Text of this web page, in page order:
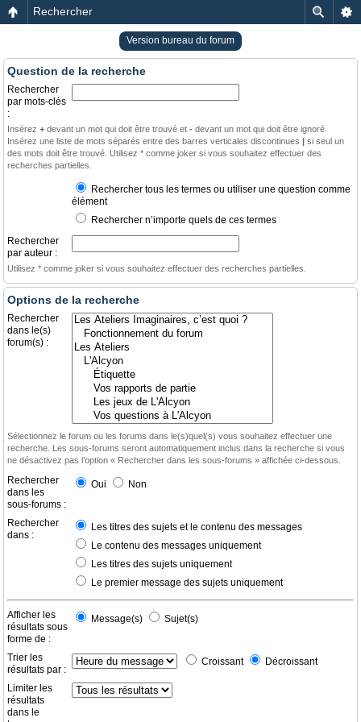
Rechercher
Version bureau du forum
Question de la recherche
Rechercher
par mots-clés
:
Insérez + devant un mot qui doit être trouvé et - devant un mot qui doit être ignoré.
Insérez une liste de mots séparés entre des barres verticales discontinues | si seul un
des mots doit être trouvé. Utilisez * comme joker si vous souhaitez effectuer des
recherches partielles.
Rechercher tous les termes ou utiliser une question comme
élément
Rechercher n’importe quels de ces termes
Rechercher
par auteur :
Utilisez * comme joker si vous souhaitez effectuer des recherches partielles.
Options de la recherche
Rechercher
dans le(s)
forum(s) :
Sélectionnez le forum ou les forums dans le(s)quel(s) vous souhaitez effectuer une
recherche. Les sous-forums seront automatiquement inclus dans la recherche si vous
ne désactivez pas l’option « Rechercher dans les sous-forums » affichée ci-dessous.
Rechercher
dans les
sous-forums :
Oui Non
Rechercher
dans :
Les titres des sujets et le contenu des messages
Le contenu des messages uniquement
Les titres des sujets uniquement
Le premier message des sujets uniquement
Afficher les
résultats sous
forme de :
Message(s) Sujet(s)
Trier les
résultats par :
Croissant Décroissant
Limiter les
résultats
dans le